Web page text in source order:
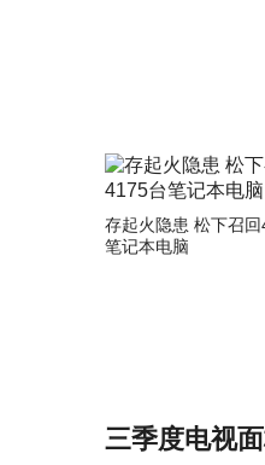
存起火隐患 松下召
笔记本电脑
三季度电视